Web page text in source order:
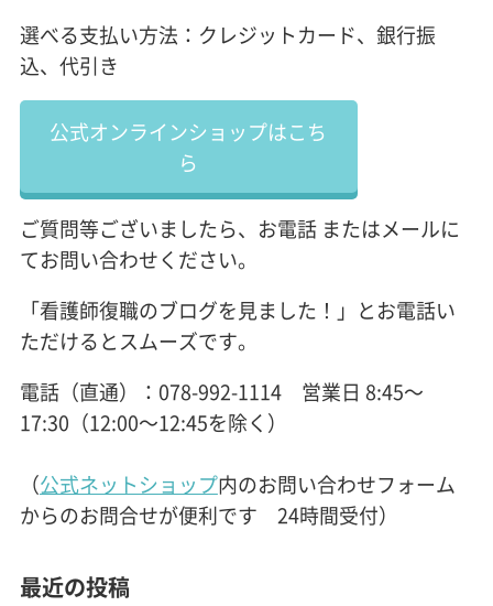
選べる支払い方法：クレジットカード、銀行振
込、代引き
公式オンラインショップはこち
ら
ご質問等ございましたら、お電話 またはメールに
てお問い合わせください。
「看護師復職のブログを見ました！」とお電話い
ただけるとスムーズです。
電話（直通）：078-992-1114 営業日 8:45～
17:30（12:00～12:45を除く）
（公式ネットショップ内のお問い合わせフォーム
からのお問合せが便利です 24時間受付）
最近の投稿